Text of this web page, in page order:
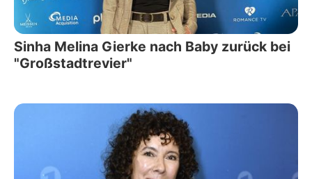
Sinha Melina Gierke nach Baby zurück bei
"Großstadtrevier"